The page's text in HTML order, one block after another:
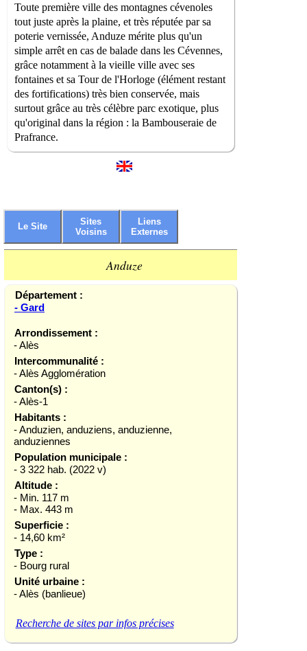
Toute première ville des montagnes cévenoles
tout juste après la plaine, et très réputée par sa
poterie vernissée, Anduze mérite plus qu'un
simple arrêt en cas de balade dans les Cévennes,
grâce notamment à la vieille ville avec ses
fontaines et sa Tour de l'Horloge (élément restant
des fortifications) très bien conservée, mais
surtout grâce au très célèbre parc exotique, plus
qu'original dans la région : la Bambouseraie de
Prafrance.
Le Site
Sites
Voisins
Liens
Externes
Anduze
Département :
- Gard
Arrondissement :
- Alès
Intercommunalité :
- Alès Agglomération
Canton(s) :
- Alès-1
Habitants :
- Anduzien, anduziens, anduzienne,
anduziennes
Population municipale :
- 3 322 hab. (2022 v)
Altitude :
- Min. 117 m
- Max. 443 m
Superficie :
- 14,60 km²
Type :
- Bourg rural
Unité urbaine :
- Alès (banlieue)
Recherche de sites par infos précises